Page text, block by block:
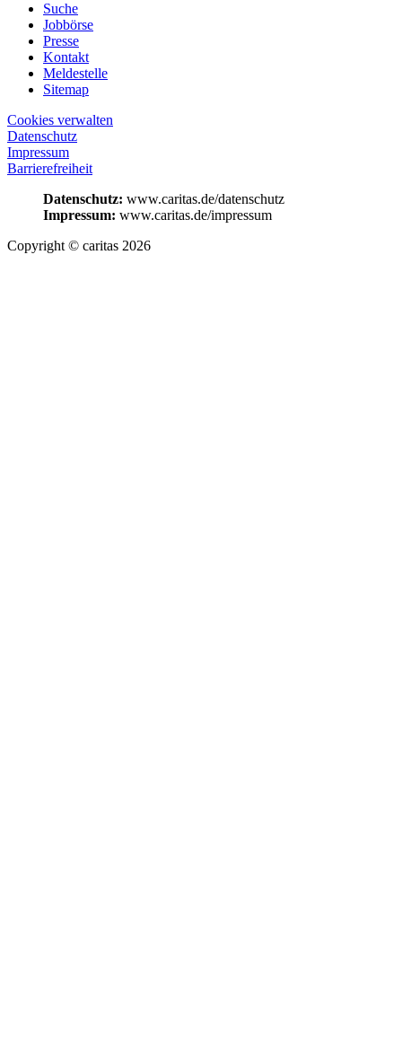
Suche
Jobbörse
Presse
Kontakt
Meldestelle
Sitemap
Cookies verwalten
Datenschutz
Impressum
Barrierefreiheit
Datenschutz: www.caritas.de/datenschutz
Impressum: www.caritas.de/impressum
Copyright © caritas 2026